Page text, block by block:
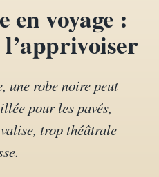
en France
Marseille…
style
inspirations
& déco
en voyage :
une robe noire peut
pour les pavés,
trop théâtrale